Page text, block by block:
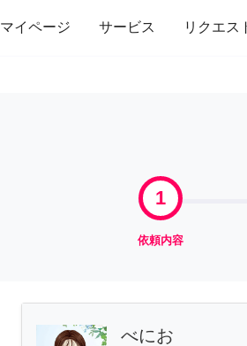
マイページ サービス リクエス
修理・組立 家事 引っ越し
1
依頼内容
べにお